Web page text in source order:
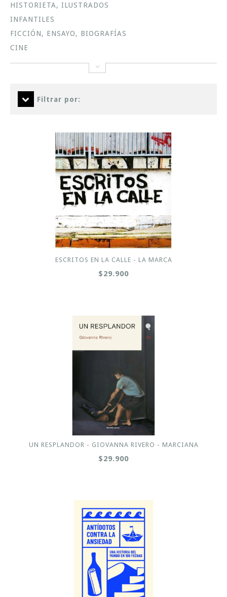
HISTORIETA, ILUSTRADOS
INFANTILES
FICCIÓN, ENSAYO, BIOGRAFÍAS
CINE
Filtrar por:
ESCRITOS EN LA CALLE - LA MARCA
$29.900
UN RESPLANDOR - GIOVANNA RIVERO - MARCIANA
$29.900